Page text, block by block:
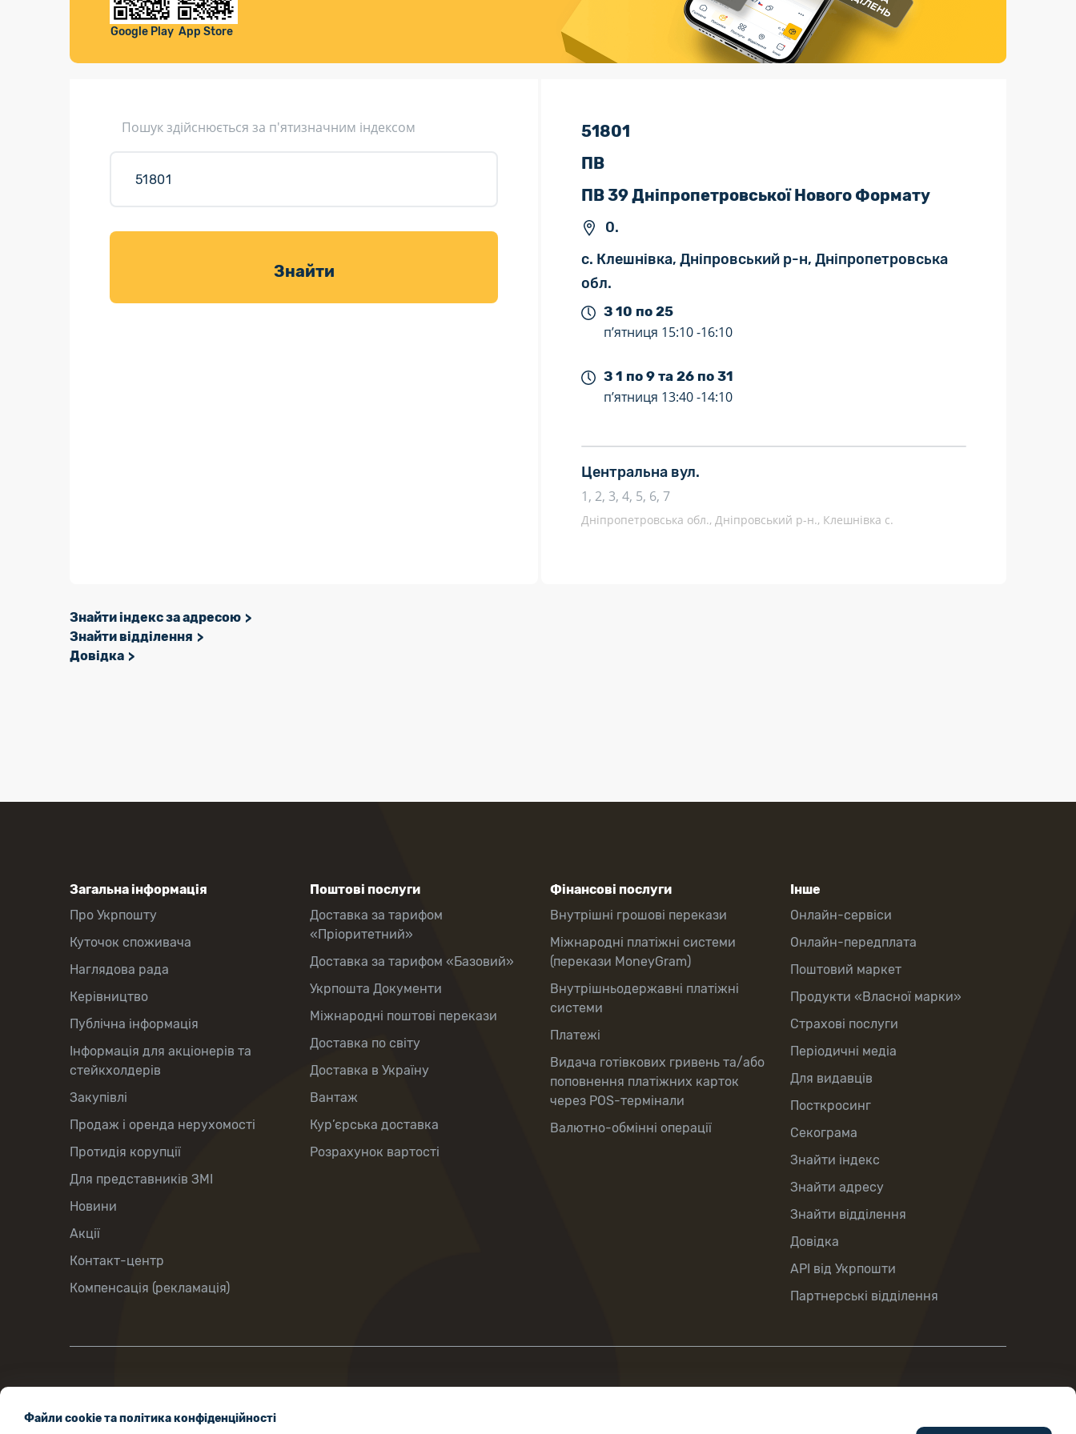
Листи та листівки
Доставка товарів для саду
Валютно-обмінні операції
Страхові послуги
Каталог «Укрпошта Маркет»
Google Play App Store
Пошук здійснюється за п'ятизначним індексом
Знайти
51801
ПВ
ПВ 39 Дніпропетровської Нового Формату
0.
с. Клешнівка, Дніпровський р-н, Дніпропетровська
обл.
З 10 по 25
п’ятниця 15:10 -16:10
З 1 по 9 та 26 по 31
п’ятниця 13:40 -14:10
Центральна вул.
1, 2, 3, 4, 5, 6, 7
Дніпропетровська обл., Дніпровський р-н., Клешнівка с.
Знайти індекс за адресою
Знайти відділення
Довідка
Загальна інформація
Про Укрпошту
Куточок споживача
Наглядова рада
Керівництво
Публічна інформація
Інформація для акціонерів та
стейкхолдерів
Закупівлі
Продаж і оренда нерухомості
Протидія корупції
Для представників ЗМІ
Новини
Акції
Контакт-центр
Компенсація (рекламація)
Поштові послуги
Доставка за тарифом
«Пріоритетний»
Доставка за тарифом «Базовий»
Укрпошта Документи
Міжнародні поштові перекази
Доставка по світу
Доставка в Україну
Вантаж
Кур’єрська доставка
Розрахунок вартості
Фінансові послуги
Внутрішні грошові перекази
Міжнародні платіжні системи
(перекази MoneyGram)
Внутрішньодержавні платіжні
системи
Платежі
Видача готівкових гривень та/або
поповнення платіжних карток
через POS-термінали
Валютно-обмінні операції
Інше
Онлайн-сервіси
Онлайн-передплата
Поштовий маркет
Продукти «Власної марки»
Страхові послуги
Періодичні медіа
Для видавців
Посткросинг
Секограма
Знайти індекс
Знайти адресу
Знайти відділення
Довідка
API від Укрпошти
Партнерські відділення
ukrposhta@ukrposhta.ua
Файли cookie та політика конфіденційності